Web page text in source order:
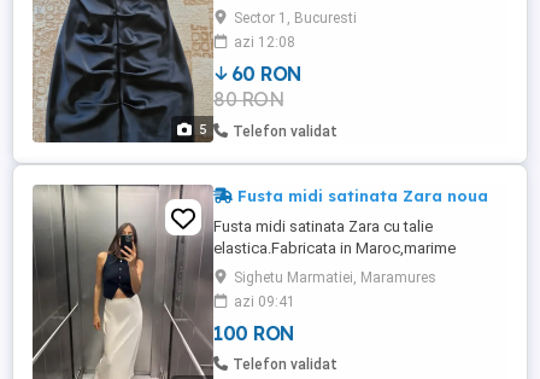
5
este intarita
Sector 1, Bucuresti
azi 12:08
60 RON
80 RON
Telefon validat
Fusta midi satinata Zara noua
Fusta midi satinata Zara cu talie
elastica.Fabricata in Maroc,marime
L.Dimensiuni: talie- 81 cm,lungime totala-
94 cm.Produs nou!Nu fac schimb!
Sighetu Marmatiei, Maramures
azi 09:41
100 RON
Telefon validat